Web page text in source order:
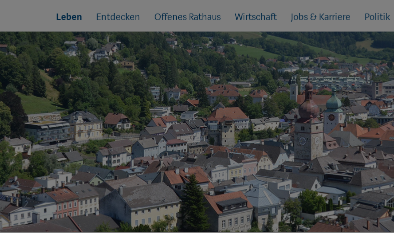
Sprungmarken
zu:
Leben Entdecken Offenes Rathaus Wirtschaft Jobs & Karriere Politik